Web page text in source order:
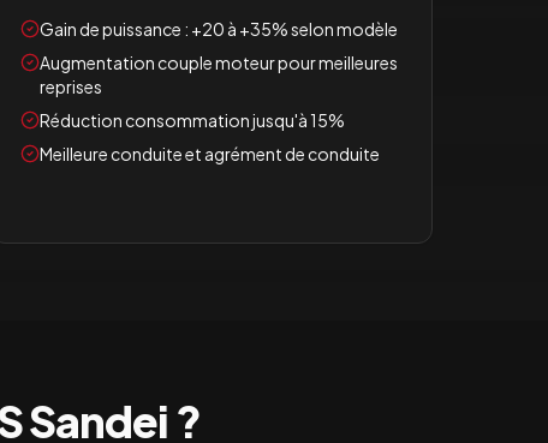
Gain de puissance : +20 à +35% selon modèle
Augmentation couple moteur pour meilleures
reprises
Réduction consommation jusqu'à 15%
Meilleure conduite et agrément de conduite
Sandei?